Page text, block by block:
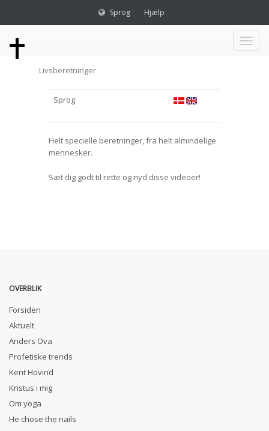
Sprog Hjælp
Toggle
Livsberetninger
Sprog
Helt specielle beretninger, fra helt almindelige
mennesker.
Sæt dig godt til rette og nyd disse videoer!
OVERBLIK
Forsiden
Aktuelt
Anders Ova
Profetiske trends
Kent Hovind
Kristus i mig
Om yoga
He chose the nails